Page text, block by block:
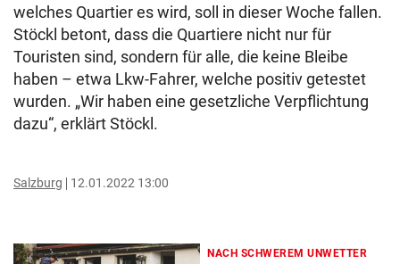
welches Quartier es wird, soll in dieser Woche fallen.
Stöckl betont, dass die Quartiere nicht nur für
Touristen sind, sondern für alle, die keine Bleibe
haben – etwa Lkw-Fahrer, welche positiv getestet
wurden. „Wir haben eine gesetzliche Verpflichtung
dazu“, erklärt Stöckl.
Salzburg 12.01.2022 13:00
NACH SCHWEREM UNWETTER